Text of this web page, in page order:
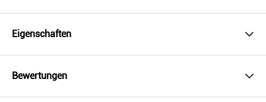
Eigenschaften
Bewertungen